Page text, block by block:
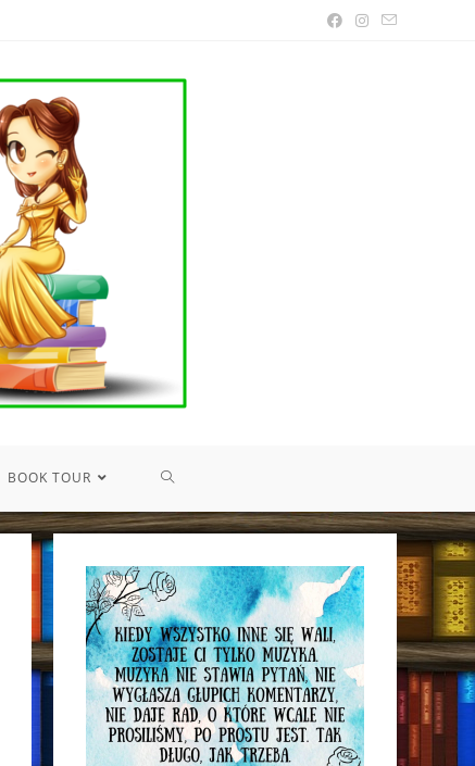
BOOK TOUR TOGGLE
SEARCH